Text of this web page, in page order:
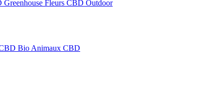
Greenhouse Fleurs CBD Outdoor
Bio Animaux CBD